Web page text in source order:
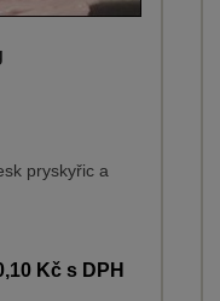
pryskyřic a
Kč s DPH